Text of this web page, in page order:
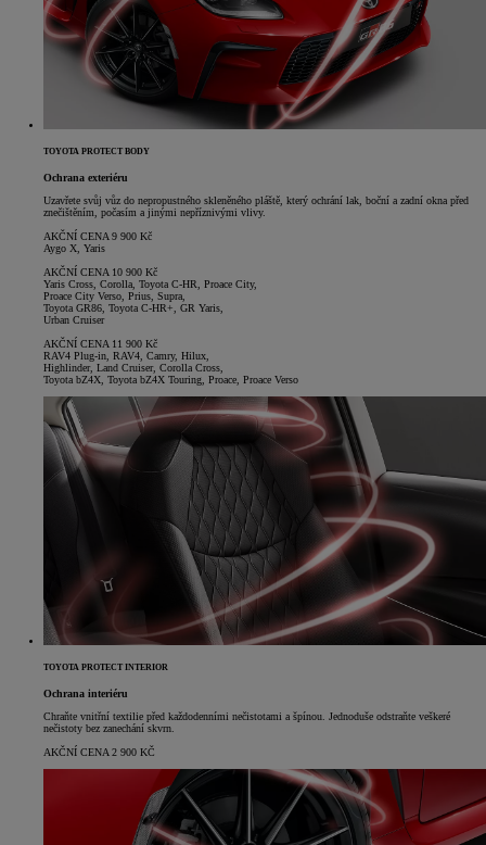
TOYOTA PROTECT BODY
Ochrana exteriéru
Uzavřete svůj vůz do nepropustného skleněného pláště, který ochrání lak, boční a zadní okna před
znečištěním, počasím a jinými nepříznivými vlivy.
AKČNÍ CENA 9 900 Kč
Aygo X, Yaris
AKČNÍ CENA 10 900 Kč
Yaris Cross, Corolla, Toyota C-HR, Proace City,
Proace City Verso, Prius, Supra,
Toyota GR86, Toyota C-HR+, GR Yaris,
Urban Cruiser
AKČNÍ CENA 11 900 Kč
RAV4 Plug-in, RAV4, Camry, Hilux,
Highlinder, Land Cruiser, Corolla Cross,
Toyota bZ4X, Toyota bZ4X Touring, Proace, Proace Verso
TOYOTA PROTECT INTERIOR
Ochrana interiéru
Chraňte vnitřní textilie před každodenními nečistotami a špínou. Jednoduše odstraňte veškeré
nečistoty bez zanechání skvrn.
AKČNÍ CENA 2 900 KČ